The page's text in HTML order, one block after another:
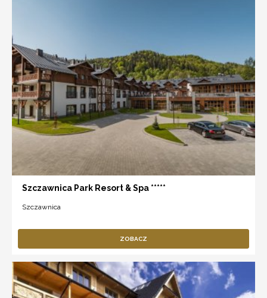
Szczawnica Park Resort & Spa *****
Szczawnica
ZOBACZ